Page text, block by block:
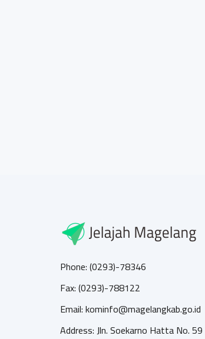
Phone: (0293)-78346
Fax: (0293)-788122
Email: kominfo@magelangkab.go.id
Address: Jln. Soekarno Hatta No. 59